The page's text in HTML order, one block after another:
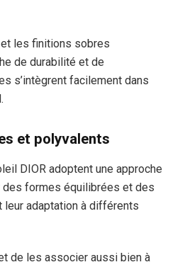
les finitions sobres
de durabilité et de
s’intègrent facilement dans
et polyvalents
DIOR adoptent une approche
des formes équilibrées et des
adaptation à différents
de les associer aussi bien à